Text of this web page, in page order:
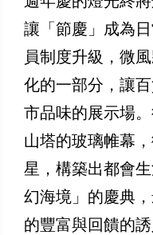
讓「節慶」成為
員制度升級，微
化的一部分，讓
市品味的展示場
山塔的玻璃帷幕
星，構築出都會
幻海境」的慶典
的豐富與回饋的